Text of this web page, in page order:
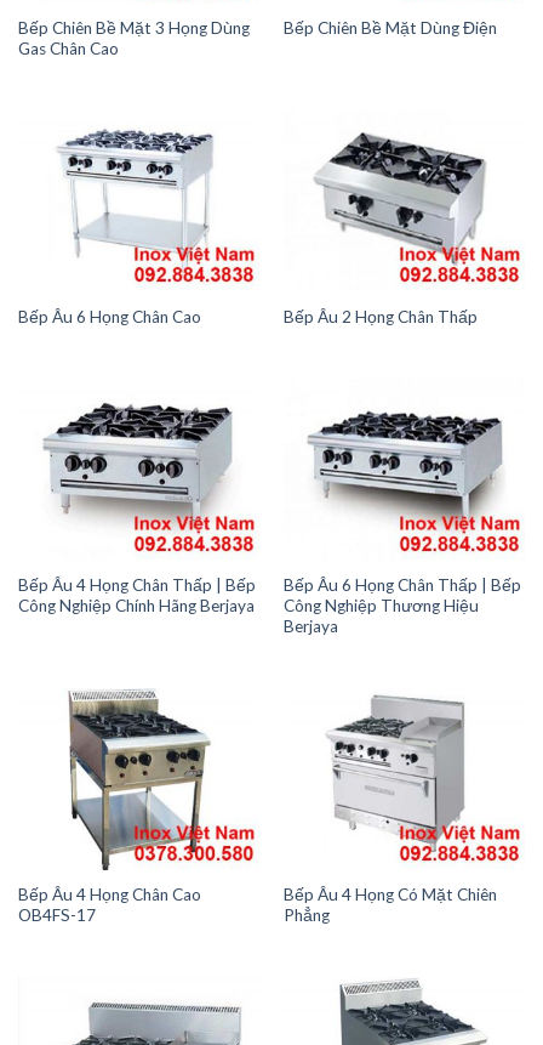
Bếp Chiên Bề Mặt 3 Họng Dùng
Gas Chân Cao
Bếp Chiên Bề Mặt Dùng Điện
Bếp Âu 6 Họng Chân Cao Bếp Âu 2 Họng Chân Thấp
Bếp Âu 4 Họng Chân Thấp | Bếp
Công Nghiệp Chính Hãng Berjaya
Bếp Âu 6 Họng Chân Thấp | Bếp
Công Nghiệp Thương Hiệu
Berjaya
Bếp Âu 4 Họng Chân Cao
OB4FS-17
Bếp Âu 4 Họng Có Mặt Chiên
Phẳng